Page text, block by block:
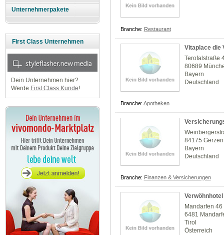
Unternehmerpakete
First Class Unternehmen
Dein Unternehmen hier?
Werde First Class Kunde!
Branche: Restaurant
Vitaplace die
Terofalstraße
80689
Bayern
Deutschland
Branche: Apotheken
84175 Gerzen
Bayern
Deutschland
Branche: Finanzen & Versicherungen
Mandarfen 46
6481
Tirol
Österreich